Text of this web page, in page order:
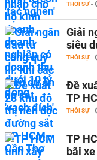
THỜI SỰ -
Giải
siêu
THỜI SỰ -
Đề
TP
THỜI SỰ -
TP
bãi